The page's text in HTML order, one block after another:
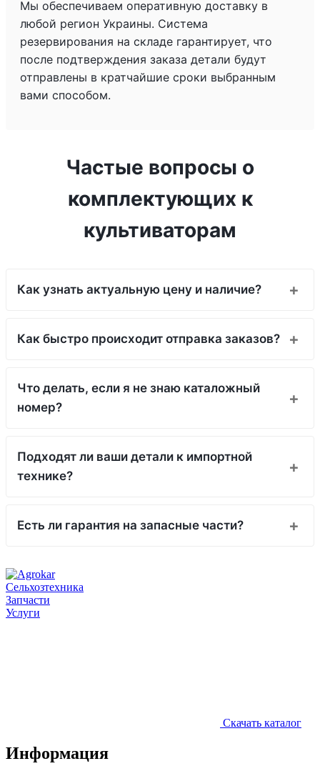
Мы обеспечиваем оперативную доставку в
любой регион Украины. Система
резервирования на складе гарантирует, что
после подтверждения заказа детали будут
отправлены в кратчайшие сроки выбранным
вами способом.
Частые вопросы о
комплектующих к
культиваторам
Как узнать актуальную цену и наличие?
Как быстро происходит отправка заказов?
Что делать, если я не знаю каталожный
номер?
Подходят ли ваши детали к импортной
технике?
Есть ли гарантия на запасные части?
Сельхозтехника
Запчасти
Услуги
Скачать каталог
Информация